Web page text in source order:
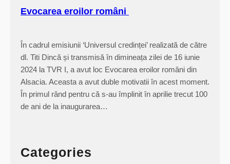
u
a
b
Evocarea eroilor români
În cadrul emisiunii ‘Universul credinței’ realizată de către
dl. Titi Dincă și transmisă în dimineața zilei de 16 iunie
2024 la TVR I, a avut loc Evocarea eroilor români din
Alsacia. Aceasta a avut duble motivatii în acest moment.
În primul rând pentru că s-au împlinit în aprilie trecut 100
de ani de la inaugurarea…
Categories